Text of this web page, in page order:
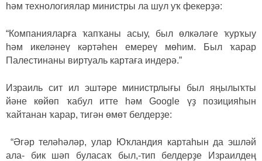
һәм технологиялар министры ла шул уҡ фекерҙә:
“Компанияларға ҡапҡаны асыу, был өлкәләге ҡурҡыу
һәм икеләнеү кәртәһен емереү мөһим. Был ҡарар
Палестинаны виртуаль картаға индерә.”
Израиль сит ил эштәре министрлығы был яңылыҡты
йәне көйөп ҡабул итте һәм Google үҙ позицияһын
ҡайтанан ҡарар, тигән өмөт белдерҙе:
“Әгәр теләһәләр, улар Юҡландия картаһын да эшләй
ала- бик шәп буласаҡ был,-тип белдерҙе Израилдең